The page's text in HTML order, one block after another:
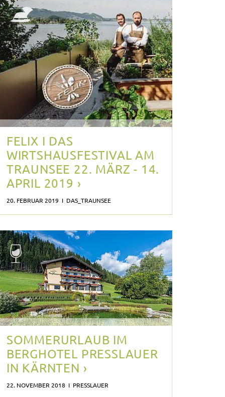
FELIX I DAS
WIRTSHAUSFESTIVAL AM
TRAUNSEE 22. MÄRZ - 14.
APRIL 2019 ›
20. FEBRUAR 2019 I DAS_TRAUNSEE
SOMMERURLAUB IM
BERGHOTEL PRESSLAUER
IN KÄRNTEN ›
22. NOVEMBER 2018 I PRESSLAUER